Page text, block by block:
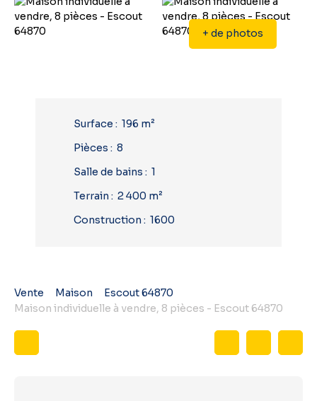
+ de photos
Surface : 196 m²
Pièces : 8
Salle de bains : 1
Terrain : 2 400 m²
Construction : 1600
Vente Maison
Escout 64870
Maison individuelle à vendre, 8 pièces - Escout 64870